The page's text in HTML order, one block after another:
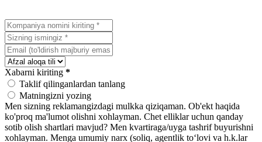
Xabarni kiriting *
Taklif qilinganlardan tanlang
Matningizni yozing
Men sizning reklamangizdagi mulkka qiziqaman. Ob'ekt haqida
ko'proq ma'lumot olishni xohlayman. Chet elliklar uchun qanday
sotib olish shartlari mavjud? Men kvartiraga/uyga tashrif buyurishni
xohlayman. Menga umumiy narx (soliq, agentlik toʻlovi va h.k.lar